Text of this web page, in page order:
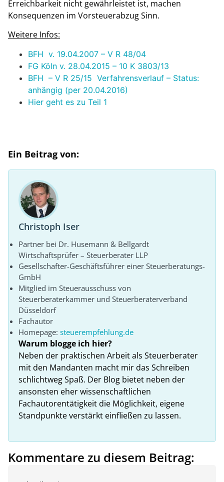
Erreichbarkeit nicht gewährleistet ist, machen
Konsequenzen im Vorsteuerabzug Sinn.
Weitere Infos:
BFH v. 19.04.2007 – V R 48/04
FG Köln v. 28.04.2015 – 10 K 3803/13
BFH – V R 25/15 Verfahrensverlauf – Status:
anhängig (per 20.04.2016)
Hier geht es zu Teil 1
Ein Beitrag von:
Christoph Iser
Partner bei Dr. Husemann & Bellgardt
Wirtschaftsprüfer – Steuerberater LLP
Gesellschafter-Geschäftsführer einer Steuerberatungs-
GmbH
Mitglied im Steuerausschuss von
Steuerberaterkammer und Steuerberaterverband
Düsseldorf
Fachautor
Homepage: steuerempfehlung.de
Warum blogge ich hier?
Neben der praktischen Arbeit als Steuerberater
mit den Mandanten macht mir das Schreiben
schlichtweg Spaß. Der Blog bietet neben der
ansonsten eher wissenschaftlichen
Fachautorentätigkeit die Möglichkeit, eigene
Standpunkte verstärkt einfließen zu lassen.
Kommentare zu diesem Beitrag: